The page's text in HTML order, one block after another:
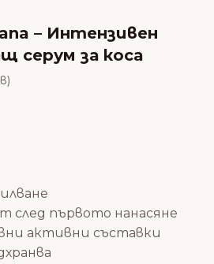
– Интензивен
серум за коса
след първото нанасяне
активни съставки